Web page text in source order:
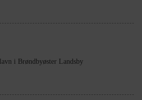
i Brøndbyøster Landsby